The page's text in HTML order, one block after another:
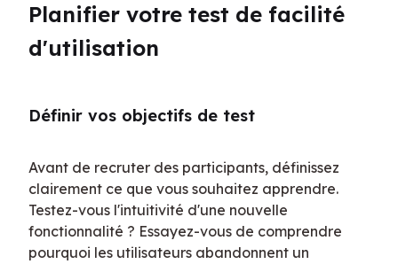
Planifier votre test de facilité
d'utilisation
Définir vos objectifs de test
Avant de recruter des participants, définissez
clairement ce que vous souhaitez apprendre.
Testez-vous l'intuitivité d'une nouvelle
fonctionnalité ? Essayez-vous de comprendre
pourquoi les utilisateurs abandonnent un